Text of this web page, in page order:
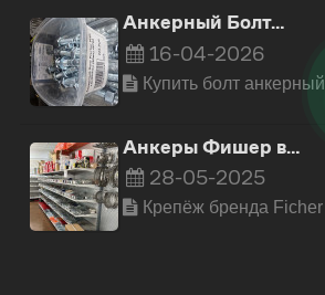
Анкерный Болт…
16-04-2026
Купить болт анкерный
Анкеры Фишер в…
28-05-2025
Крепёж бренда Ficher